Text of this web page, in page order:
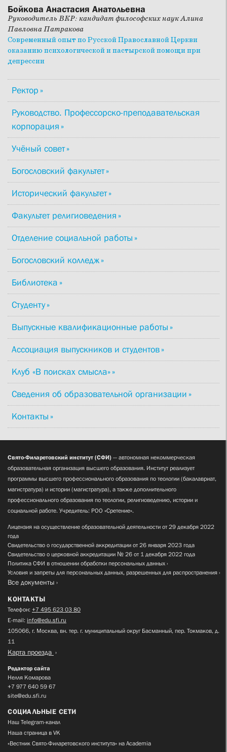
Бойкова Анастасия Анатольевна
Руководитель ВКР: кандидат философских наук Алина
Павловна Патракова
Современный опыт по Русской Православной Церкви
оказанию психологической и пастырской помощи при
депрессии
Ректор
Руководство. Профессорско-преподавательская
корпорация
Учёный совет
Богословский факультет
Исторический факультет
Факультет религиоведения
Отделение социальной работы
Богословский колледж
Библиотека
Студенту
Выпускные квалификационные работы
Ассоциация выпускников и студентов
Клуб «В поисках смысла»
Сведения об образовательной организации
Контакты
Свято-Филаретовский институт (СФИ) — автономная некоммерческая
образовательная организация высшего образования. Институт реализует
программы высшего профессионального образования по теологии (бакалавриат,
магистратура) и истории (магистратура), а также дополнительного
профессионального образования по теологии, религиоведению, истории и
социальной работе. Учредитель: РОО «Сретение».
Лицензия на осуществление образовательной деятельности от 29 декабря 2022
года
Свидетельство о государственной аккредитации от 26 января 2023 года
Свидетельство о церковной аккредитации № 26 от 1 декабря 2022 года
Политика СФИ в отношении обработки персональных данных
Условия и запреты для персональных данных, разрешенных для распространения
Все документы
КОНТАКТЫ
Телефон: +7 495 623 03 80
E-mail: info@edu.sfi.ru
105066, г. Москва, вн. тер. г. муниципальный округ Басманный, пер. Токмаков, д.
11
Карта проезда
Редактор сайта
Нелля Комарова
+7 977 640 59 67
site@edu.sfi.ru
СОЦИАЛЬНЫЕ СЕТИ
Наш Telegram-канал
Наша страница в VK
«Вестник Свято-Филаретовского института» на Academia